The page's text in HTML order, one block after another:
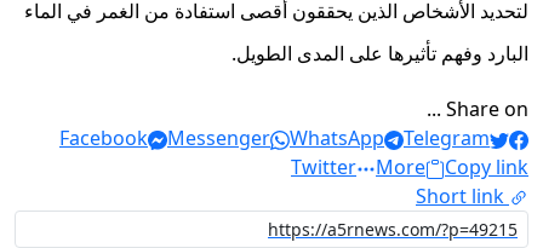
لتحديد الأشخاص الذين يحققون أقصى استفادة من الغمر في الماء
البارد وفهم تأثيرها على المدى الطويل.
Share on ...
Facebook
Messenger WhatsApp
Telegram
Twitter
More
Copy link
Short link